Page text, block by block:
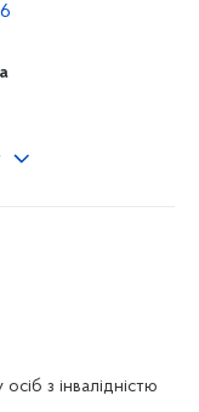
з інвалідністю